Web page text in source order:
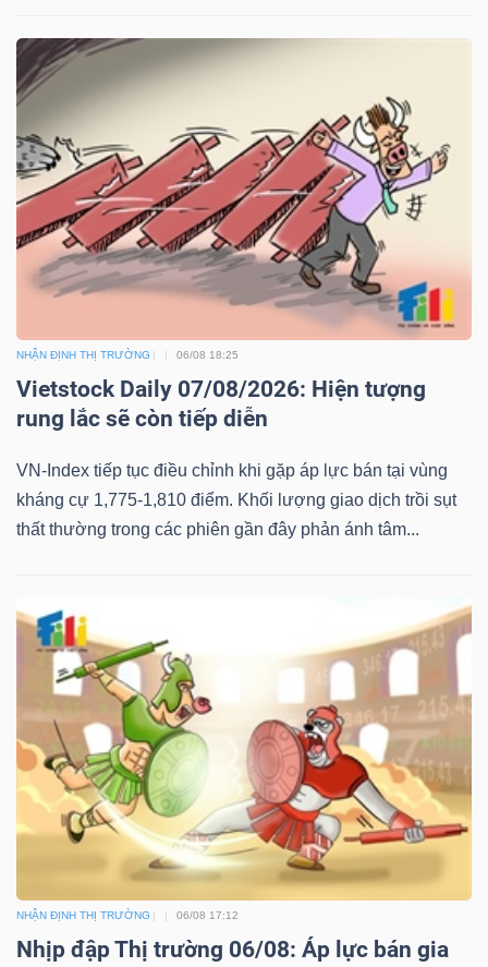
NHẬN ĐỊNH THỊ TRƯỜNG 06/08 18:25
Vietstock Daily 07/08/2026: Hiện tượng
rung lắc sẽ còn tiếp diễn
VN-Index tiếp tục điều chỉnh khi gặp áp lực bán tại vùng
kháng cự 1,775-1,810 điểm. Khối lượng giao dịch trồi sụt
thất thường trong các phiên gần đây phản ánh tâm...
NHẬN ĐỊNH THỊ TRƯỜNG 06/08 17:12
Nhịp đập Thị trường 06/08: Áp lực bán gia